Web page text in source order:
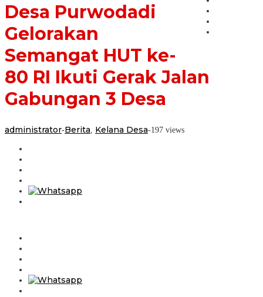
HUT
ke-
RI
Gerak
Jalan
Gabungan
3
Desa Purwodadi
Gelorakan
Semangat HUT ke-
80 RI Ikuti Gerak Jalan
Gabungan 3 Desa
administrator-Berita Kelana Desa-197 views